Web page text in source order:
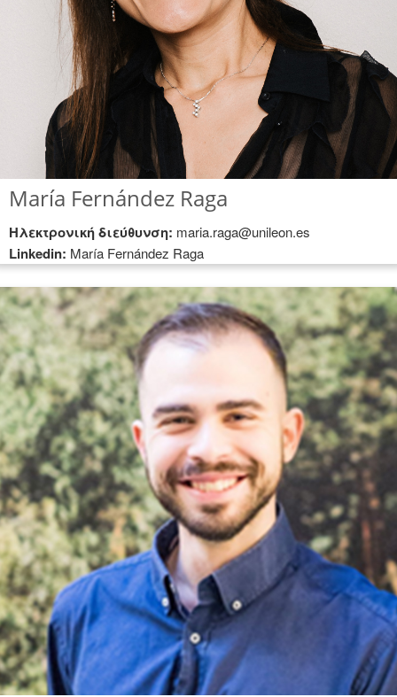
María Fernández Raga
Hλεκτρονική διεύθυνση: maria.raga@unileon.es
Linkedin: María Fernández Raga